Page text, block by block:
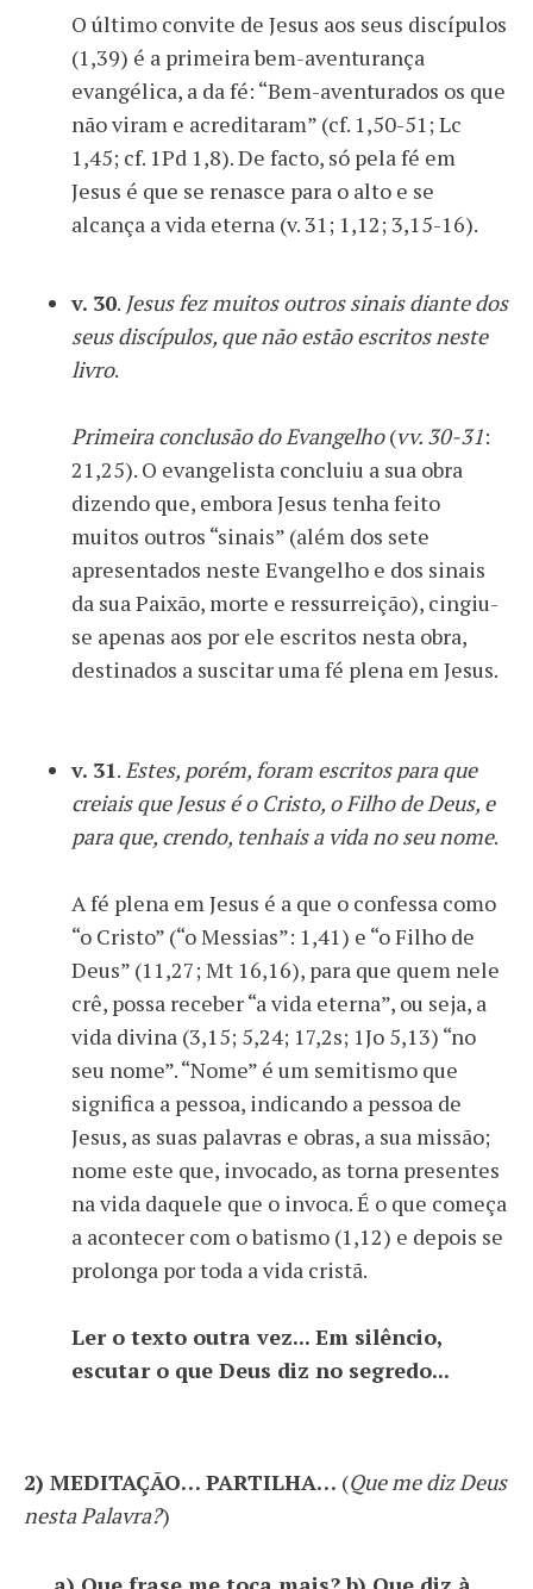
O último convite de Jesus aos seus discípulos
(1,39) é a primeira bem-aventurança
evangélica, a da fé: “Bem-aventurados os que
não viram e acreditaram” (cf. 1,50-51; Lc
1,45; cf. 1Pd 1,8). De facto, só pela fé em
Jesus é que se renasce para o alto e se
alcança a vida eterna (v. 31; 1,12; 3,15-16).
v. 30. Jesus fez muitos outros sinais diante dos
seus discípulos, que não estão escritos neste
livro.
Primeira conclusão do Evangelho(vv. 30-31:
21,25). O evangelista concluiu a sua obra
dizendo que, embora Jesus tenha feito
muitos outros “sinais” (além dos sete
apresentados neste Evangelho e dos sinais
da sua Paixão, morte e ressurreição), cingiu-
se apenas aos por ele escritos nesta obra,
destinados a suscitar uma fé plena em Jesus.
v. 31.Estes, porém, foram escritos para que
creiais que Jesus é o Cristo, o Filho de Deus, e
para que, crendo, tenhais a vida no seu nome.
A fé plena em Jesus é a que o confessa como
“o Cristo” (“o Messias”: 1,41) e “o Filho de
Deus” (11,27; Mt 16,16), para que quem nele
crê, possa receber “a vida eterna”, ou seja, a
vida divina (3,15; 5,24; 17,2s; 1Jo 5,13) “no
seu nome”. “Nome” é um semitismo que
significa a pessoa, indicando a pessoa de
Jesus, as suas palavras e obras, a sua missão;
nome este que, invocado, as torna presentes
na vida daquele que o invoca. É o que começa
a acontecer com o batismo (1,12) e depois se
prolonga por toda a vida cristã.
Ler o texto outra vez... Em silêncio,
escutar o que Deus diz no segredo...
2) MEDITAÇÃO… PARTILHA… (Que me diz Deus
nesta Palavra?)